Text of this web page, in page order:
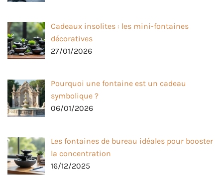
Cadeaux insolites : les mini-fontaines
décoratives
27/01/2026
Pourquoi une fontaine est un cadeau
symbolique ?
06/01/2026
Les fontaines de bureau idéales pour booster
la concentration
16/12/2025